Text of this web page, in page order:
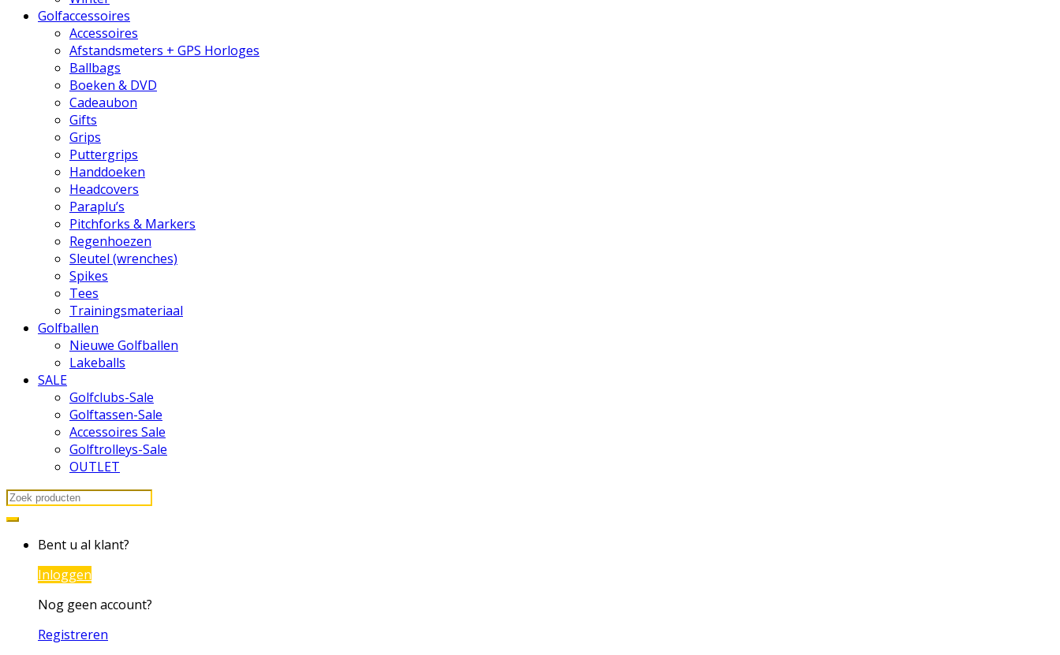
Golfaccessoires
Accessoires
Afstandsmeters + GPS Horloges
Ballbags
Boeken & DVD
Cadeaubon
Gifts
Grips
Puttergrips
Handdoeken
Headcovers
Paraplu’s
Pitchforks & Markers
Regenhoezen
Sleutel (wrenches)
Spikes
Tees
Trainingsmateriaal
Golfballen
Nieuwe Golfballen
Lakeballs
SALE
Golfclubs-Sale
Golftassen-Sale
Accessoires Sale
Golftrolleys-Sale
OUTLET
Search
for:
Bent u al klant?
Inloggen
Nog geen account?
Registreren